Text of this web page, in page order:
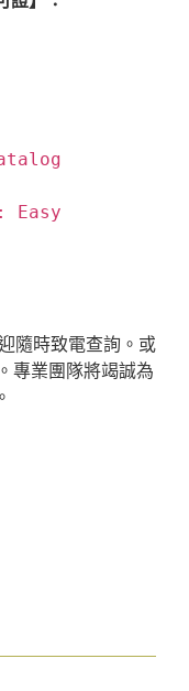
Easy
隨時致電查詢。或
。專業團隊將竭誠為